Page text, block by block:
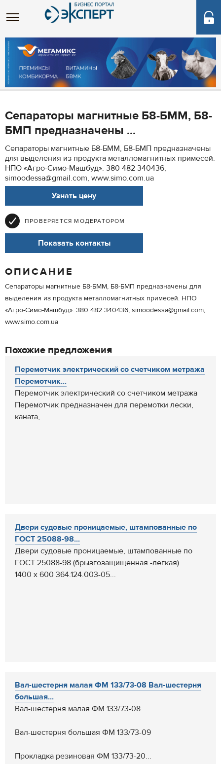
Сепараторы магнитные Б8-БММ, Б8-
БМП предназначены ...
Сепараторы магнитные Б8-БММ, Б8-БМП предназначены
для выделения из продукта металломагнитных примесей.
НПО «Агро-Симо-Машбуд». 380 482 340436,
simoodessa@gmail.com, www.simo.com.ua
Узнать цену
ПРОВЕРЯЕТСЯ МОДЕРАТОРОМ
Показать контакты
ОПИСАНИЕ
Сепараторы магнитные Б8-БММ, Б8-БМП предназначены для
выделения из продукта металломагнитных примесей. НПО
«Агро-Симо-Машбуд». 380 482 340436, simoodessa@gmail.com,
www.simo.com.ua
Похожие предложения
Перемотчик электрический со счетчиком метража
Перемотчик...
Перемотчик электрический со счетчиком метража
Перемотчик предназначен для перемотки лески,
каната, ...
Двери судовые проницаемые, штампованные по
ГОСТ 25088-98...
Двери судовые проницаемые, штампованные по
ГОСТ 25088-98 (брызгозащищенная -легкая)
1400 х 600 364.124.003-05...
Вал-шестерня малая ФМ 133/73-08 Вал-шестерня
большая...
Вал-шестерня малая ФМ 133/73-08
Вал-шестерня большая ФМ 133/73-09
Прокладка резиновая ФМ 133/73-20...